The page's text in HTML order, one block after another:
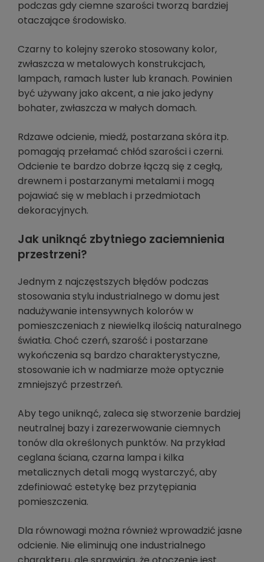
podczas gdy ciemne szarości tworzą bardziej
otaczające środowisko.
Czarny to kolejny szeroko stosowany kolor,
zwłaszcza w metalowych konstrukcjach,
lampach, ramach luster lub kranach. Powinien
być używany jako akcent, a nie jako jedyny
bohater, zwłaszcza w małych domach.
Rdzawe odcienie, miedź, postarzana skóra itp.
pomagają przełamać chłód szarości i czerni.
Odcienie te bardzo dobrze łączą się z cegłą,
drewnem i postarzanymi metalami i mogą
pojawiać się w meblach i przedmiotach
dekoracyjnych.
Jak uniknąć zbytniego zaciemnienia
przestrzeni?
Jednym z najczęstszych błędów podczas
stosowania stylu industrialnego w domu jest
nadużywanie intensywnych kolorów w
pomieszczeniach z niewielką ilością naturalnego
światła. Choć czerń, szarość i postarzane
wykończenia są bardzo charakterystyczne,
stosowanie ich w nadmiarze może optycznie
zmniejszyć przestrzeń.
Aby tego uniknąć, zaleca się stworzenie bardziej
neutralnej bazy i zarezerwowanie ciemnych
tonów dla określonych punktów. Na przykład
ceglana ściana, czarna lampa i kilka
metalicznych detali mogą wystarczyć, aby
zdefiniować estetykę bez przytępiania
pomieszczenia.
Dla równowagi można również wprowadzić jasne
odcienie. Nie eliminują one industrialnego